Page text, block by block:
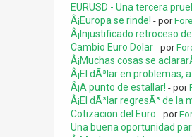
EURUSD - Una tercera
Â¡Europa se rinde! - por
Â¡Injustificado retroceso
Cambio Euro Dolar - por
Â¡Muchas cosas se
Â¡El dÃ³lar en problemas,
Â¡A punto de estallar! - por
Â¡El dÃ³lar regresÃ³ de la
Cotizacion del Euro - por
Una buena oportunidad